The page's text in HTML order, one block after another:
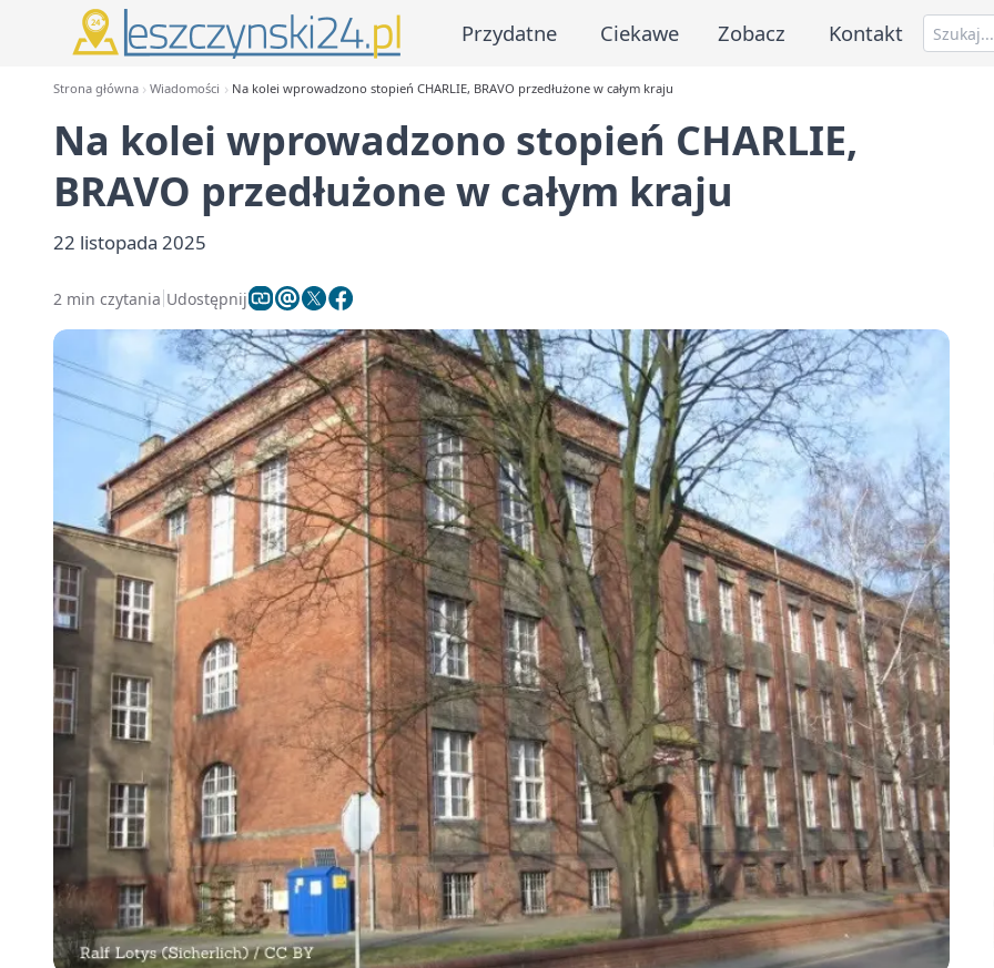
Przydatne Ciekawe Zobacz Kontakt
Strona główna Wiadomości Na kolei wprowadzono stopień CHARLIE, BRAVO przedłużone w całym kraju
Na kolei wprowadzono stopień CHARLIE,
BRAVO przedłużone w całym kraju
22 listopada 2025
2 min czytania Udostępnij